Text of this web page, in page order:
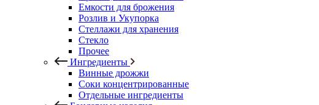
Емкости для брожения
Розлив и Укупорка
Стеллажи для хранения
Стекло
Прочее
Ингредиенты
Винные дрожжи
Соки концентрированные
Отдельные ингредиенты